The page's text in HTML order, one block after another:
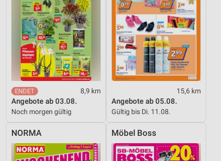
8,9 km
Angebote ab 03.08.
Noch morgen gültig
15,6 km
Angebote ab 05.08.
Gültig bis Di. 11.08.
NORMA Möbel Boss